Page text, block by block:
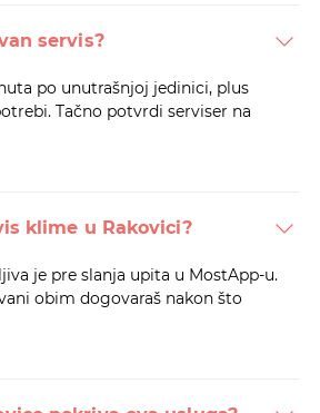
servis?
po unutrašnjoj jedinici, plus
Tačno potvrdi serviser na
klime u Rakovici?
je pre slanja upita u MostApp-u.
obim dogovaraš nakon što